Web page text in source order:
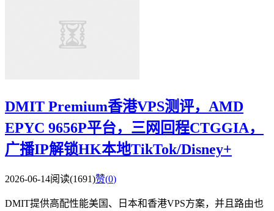
DMIT Premium香港VPS测评，AMD
EPYC 9656P平台，三网回程CTGGIA，
广播IP解锁HK本地TikTok/Disney+
2026-06-14阅读(1691)赞(0)
DMIT提供高配性能美国、日本和香港VPS方案，并且路由也